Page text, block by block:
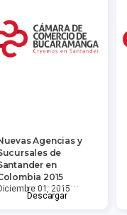
Agencias y
de
en
2015
01, 2015
Descargar